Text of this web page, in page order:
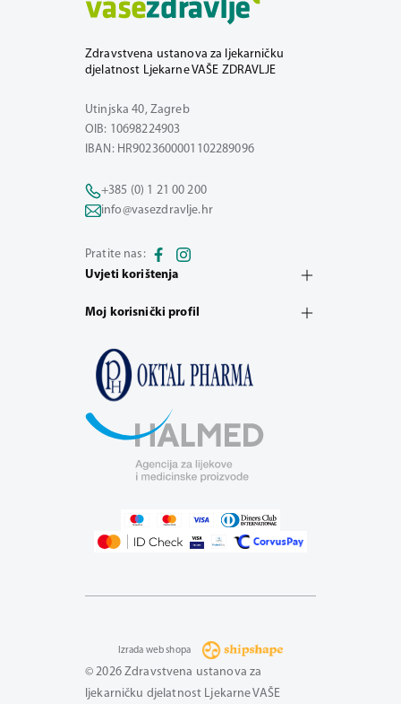
Zdravstvena ustanova za ljekarničku
djelatnost Ljekarne VAŠE ZDRAVLJE
Utinjska 40, Zagreb
OIB: 10698224903
IBAN: HR9023600001102289096
+385 (0) 1 21 00 200
info@vasezdravlje.hr
Pratite nas:
Uvjeti korištenja
Moj korisnički profil
© 2026 Zdravstvena ustanova za
ljekarničku djelatnost Ljekarne VAŠE
Izrada web shopa